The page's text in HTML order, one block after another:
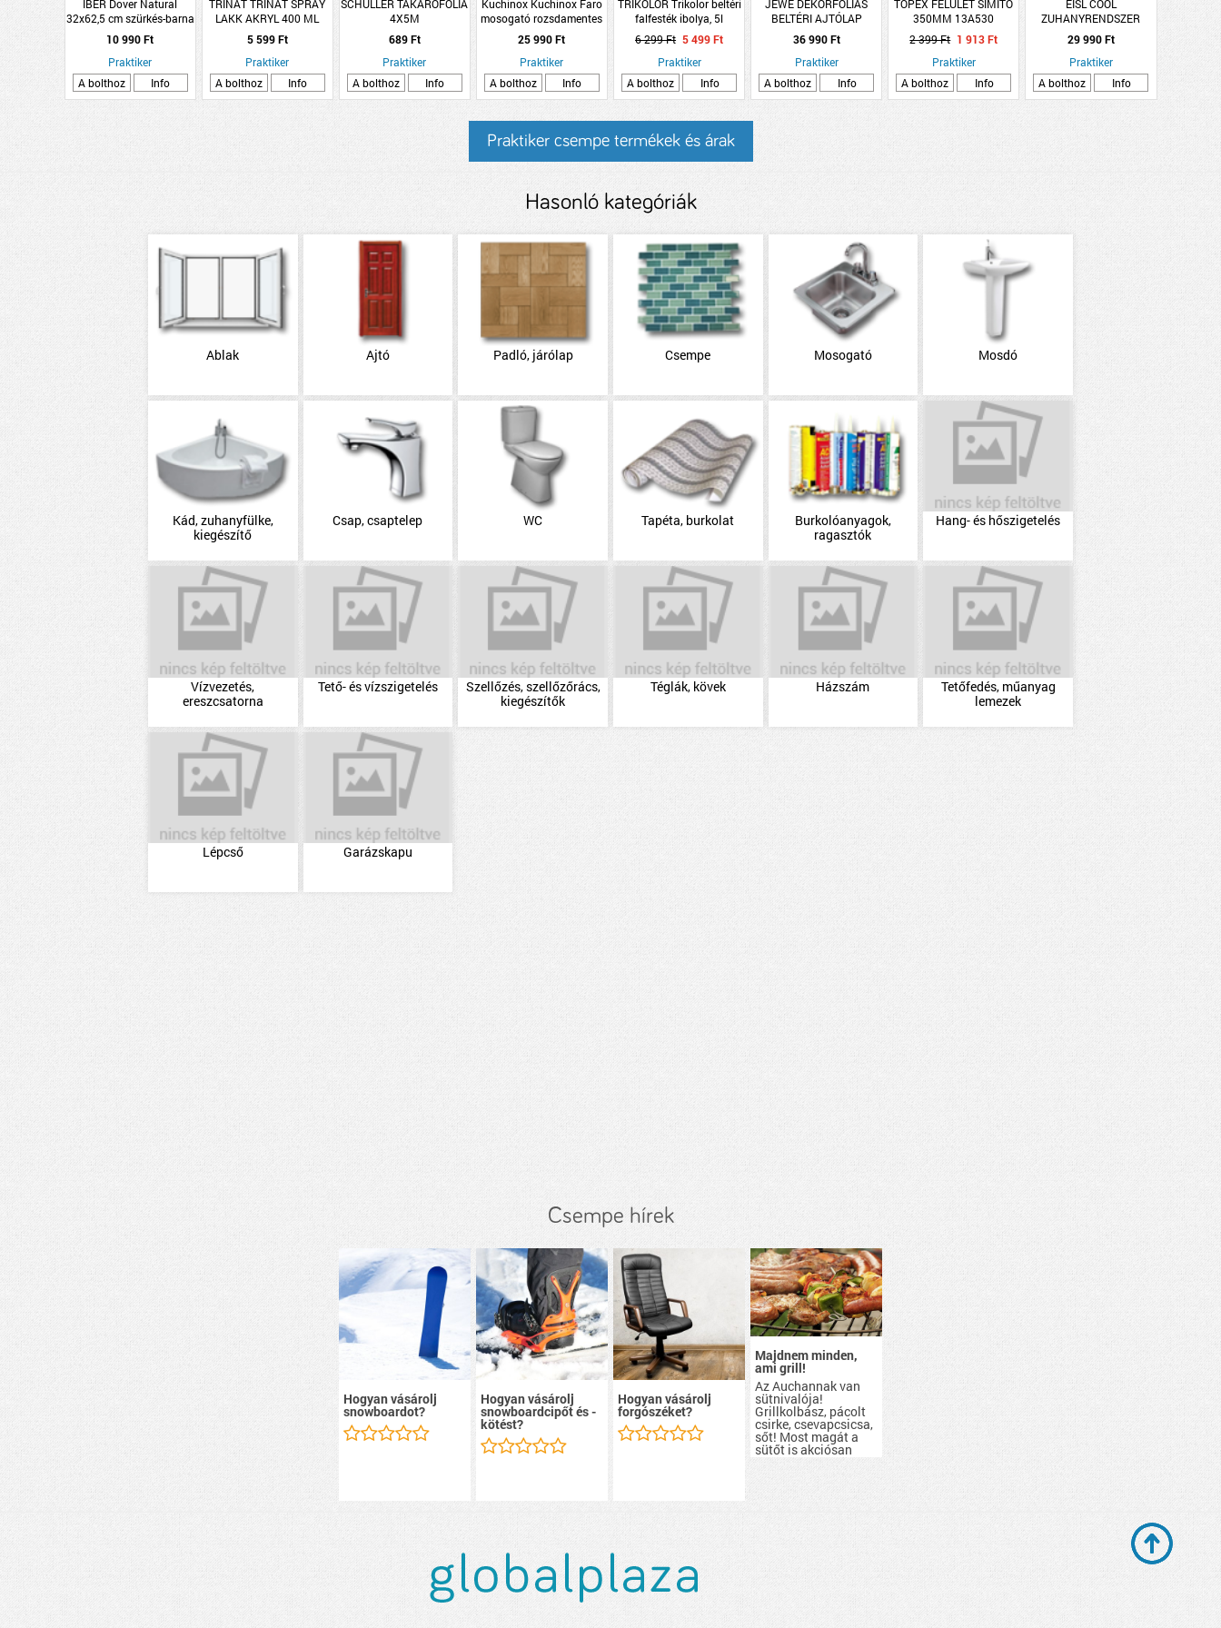
IBER Dover Natural
32x62,5 cm szürkés-barna
matt dekorcsempe
10 990 Ft
Praktiker
A bolthoz
Info
TRINÁT TRINÁT SPRAY
LAKK AKRYL 400 ML
5 599 Ft
Praktiker
A bolthoz
Info
SCHULLER TAKARÓFÓLIA
4X5M
689 Ft
Praktiker
A bolthoz
Info
Kuchinox Kuchinox Faro
mosogató rozsdamentes
egymedencés csepptálcás
78x48x18,5cm, 3,5&quot;
25 990 Ft
Praktiker
A bolthoz
Info
TRIKOLOR Trikolor beltéri
falfesték ibolya, 5l
6 299 Ft 5 499 Ft
Praktiker
A bolthoz
Info
JEWE DEKORFÓLIÁS
BELTÉRI AJTÓLAP
90X210 HAVAS TÖLGY
TELI JOBB
36 990 Ft
Praktiker
A bolthoz
Info
TOPEX FELÜLET SIMÍTÓ
350MM 13A530
2 399 Ft 1 913 Ft
Praktiker
A bolthoz
Info
EISL COOL
ZUHANYRENDSZER
105X34CM FEJZUHANY,
KÉZI ZUHANY, 1 FUNKCIÓ
29 990 Ft
Praktiker
A bolthoz
Info
Praktiker csempe termékek és árak
Hasonló kategóriák
Ablak Ajtó Padló, járólap Csempe Mosogató Mosdó
Kád, zuhanyfülke,
kiegészítő
Csap, csaptelep WC Tapéta, burkolat
Burkolóanyagok,
ragasztók
Hang- és hőszigetelés
Vízvezetés,
ereszcsatorna
Tető- és vízszigetelés
Szellőzés, szellőzőrács,
kiegészítők
Téglák, kövek Házszám
Tetőfedés, műanyag
lemezek
Lépcső Garázskapu
Csempe hírek
Hogyan vásárolj
snowboardot?
Hogyan vásárolj
snowboardcipőt és -
kötést?
Hogyan vásárolj
forgószéket?
Majdnem minden,
ami grill!
Az Auchannak van
sütnivalója!
Grillkolbász, pácolt
csirke, csevapcsicsa,
sőt! Most magát a
sütőt is akciósan
szerezheted be.